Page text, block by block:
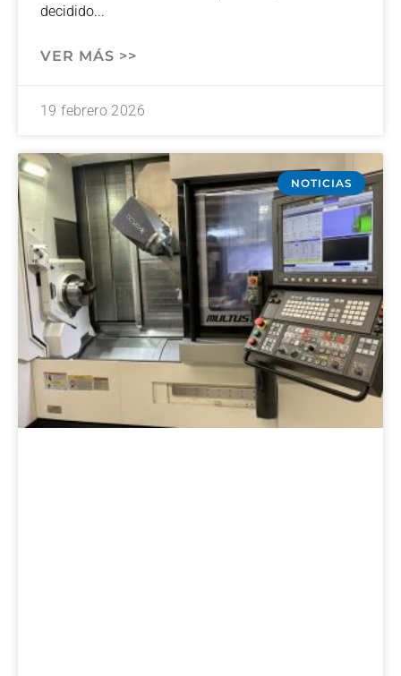
decidido
VER MÁS >>
19 febrero 2026
NOTICIAS